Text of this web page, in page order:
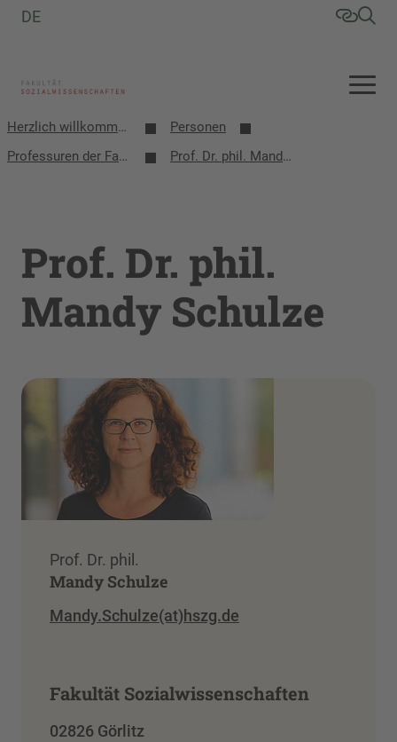
DE
Herzlich willkommen an der Fakultät Sozialwissenschaften
Personen
Professuren der Fakultät
Prof. Dr. phil. Mandy Schulze
Prof. Dr. phil.
Mandy Schulze
Prof. Dr. phil.
Mandy Schulze
Mandy.Schulze(at)hszg.de
Fakultät Sozialwissenschaften
02826 Görlitz